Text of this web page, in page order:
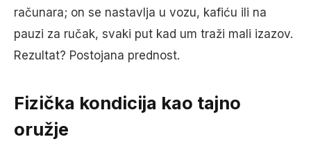
računara; on se nastavlja u vozu, kafiću ili na
pauzi za ručak, svaki put kad um traži mali izazov.
Rezultat? Postojana prednost.
Fizička kondicija kao tajno
oružje